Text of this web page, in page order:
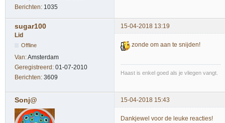
Berichten: 1035
sugar100
15-04-2018 13:19
Lid
Offline
Van:Amsterdam
Geregistreerd: 01-07-2010
Berichten: 3609
zonde om aan te snijden!
Haast is enkel goed als je vliegen vangt.
Sonj@ 15-04-2018 15:43
Dankjewel voor de leuke reacties!